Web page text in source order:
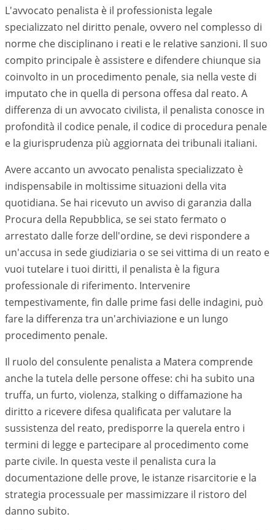
L'avvocato penalista è il professionista legale
specializzato nel diritto penale, ovvero nel complesso di
norme che disciplinano i reati e le relative sanzioni. Il suo
compito principale è assistere e difendere chiunque sia
coinvolto in un procedimento penale, sia nella veste di
imputato che in quella di persona offesa dal reato. A
differenza di un avvocato civilista, il penalista conosce in
profondità il codice penale, il codice di procedura penale
e la giurisprudenza più aggiornata dei tribunali italiani.
Avere accanto un avvocato penalista specializzato è
indispensabile in moltissime situazioni della vita
quotidiana. Se hai ricevuto un avviso di garanzia dalla
Procura della Repubblica, se sei stato fermato o
arrestato dalle forze dell'ordine, se devi rispondere a
un'accusa in sede giudiziaria o se sei vittima di un reato e
vuoi tutelare i tuoi diritti, il penalista è la figura
professionale di riferimento. Intervenire
tempestivamente, fin dalle prime fasi delle indagini, può
fare la differenza tra un'archiviazione e un lungo
procedimento penale.
Il ruolo del consulente penalista a Matera comprende
anche la tutela delle persone offese: chi ha subito una
truffa, un furto, violenza, stalking o diffamazione ha
diritto a ricevere difesa qualificata per valutare la
sussistenza del reato, predisporre la querela entro i
termini di legge e partecipare al procedimento come
parte civile. In questa veste il penalista cura la
documentazione delle prove, le istanze risarcitorie e la
strategia processuale per massimizzare il ristoro del
danno subito.